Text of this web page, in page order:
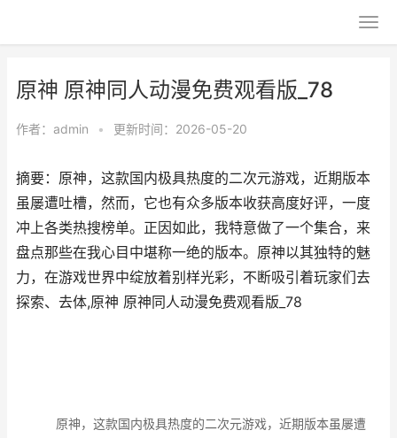
原神 原神同人动漫免费观看版_78
作者： admin • 更新时间：2026-05-20
摘要：原神，这款国内极具热度的二次元游戏，近期版本
虽屡遭吐槽，然而，它也有众多版本收获高度好评，一度
冲上各类热搜榜单。正因如此，我特意做了一个集合，来
盘点那些在我心目中堪称一绝的版本。原神以其独特的魅
力，在游戏世界中绽放着别样光彩，不断吸引着玩家们去
探索、去体,原神 原神同人动漫免费观看版_78
原神，这款国内极具热度的二次元游戏，近期版本虽屡遭